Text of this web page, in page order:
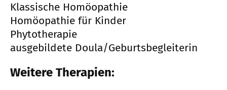
Klassische Homöopathie
Homöopathie für Kinder
Phytotherapie
ausgebildete Doula/Geburtsbegleiterin
Weitere Therapien: